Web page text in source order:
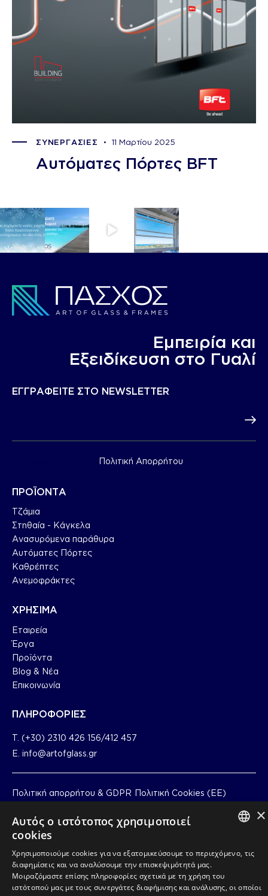
ΣΥΝΕΡΓΑΣΙΕΣ 11 Μαρτίου 2025
Αυτόματες Πόρτες BFT
Εμπειρία και
Eξειδίκευση στο Γυαλί
ΕΓΓΡΑΦΕΙΤΕ ΣΤΟ NEWSLETTER
Πολιτική Απορρήτου
ΠΡΟΪΟΝΤΑ
Τζάμια
Στηθαία - Κάγκελα
Ανασυρόμενα παράθυρα
Αυτόματες Πόρτες
Καθρέπτες
Ανεμοφράκτες
ΧΡΗΣΙΜΑ
Εταιρεία
Έργα
Προϊόντα
Blog & Nέα
Επικοινωνία
ΠΛΗΡΟΦΟΡΙΕΣ
T. (+30) 2310 426 156/412 457
E. info@artofglass.gr
Πολιτική απορρήτου & GDPR Πολιτική Cookies (ΕΕ)
×
Αυτός ο ιστότοπος χρησιμοποιεί
cookies
Χρησιμοποιούμε cookies για να εξατομικεύσουμε το περιεχόμενο, τις
διαφημίσεις και να αναλύσουμε την επισκεψιμότητά μας.
Μοιραζόμαστε επίσης πληροφορίες σχετικά με τη χρήση του
ιστότοπού μας με τους συνεργάτες διαφήμισης και ανάλυσης, οι οποίοι